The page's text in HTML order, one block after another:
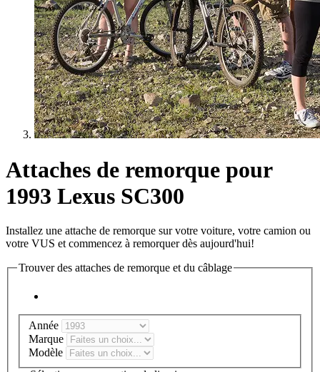
Attaches de remorque pour
1993 Lexus SC300
Installez une attache de remorque sur votre voiture, votre camion ou
votre VUS et commencez à remorquer dès aujourd'hui!
Trouver des attaches de remorque et du câblage
Année
Marque
Modèle